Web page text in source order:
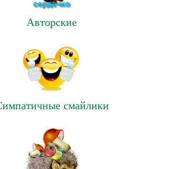
Авторские
смайлики